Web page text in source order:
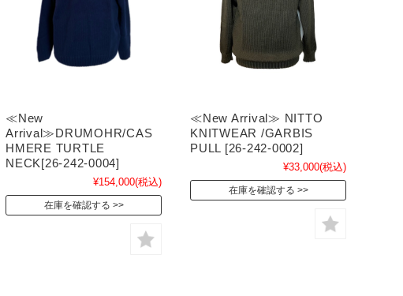
≪New
Arrival≫DRUMOHR/CAS
HMERE TURTLE
NECK[26-242-0004]
¥154,000(税込)
在庫を確認する
≪New Arrival≫ NITTO
KNITWEAR /GARBIS
PULL [26-242-0002]
¥33,000(税込)
在庫を確認する